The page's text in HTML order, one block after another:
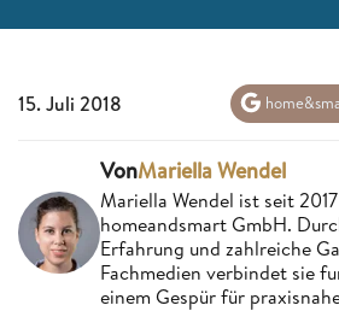
15. Juli 2018
VonMariella Wendel
Mariella Wendel ist seit
homeandsmart GmbH.
Erfahrung und zahlreiche
Fachmedien verbindet sie
einem Gespür für